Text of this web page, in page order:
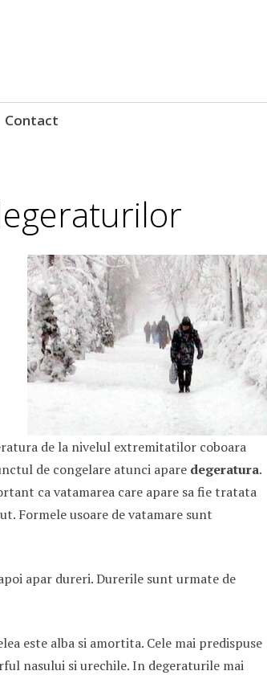
Contact
de la nivelul extremitatilor coboara
de congelare atunci apare degeratura.
ca vatamarea care apare sa fie tratata
Formele usoare de vatamare sunt
apar dureri. Durerile sunt urmate de
este alba si amortita. Cele mai predispuse
nasului si urechile. In degeraturile mai